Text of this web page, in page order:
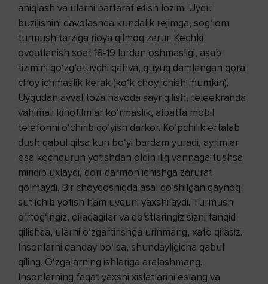
aniqlash va ularni bartaraf etish lozim. Uyqu
buzilishini davolashda kundalik rejimga, sog‘lom
turmush tarziga rioya qilmoq zarur. Kechki
ovqatlanish soat 18-19 lardan oshmasligi, asab
tizimini qo‘zg‘atuvchi qahva, quyuq damlangan qora
choy ichmaslik kerak (ko‘k choy ichish mumkin).
Uyqudan avval toza havoda sayr qilish, teleekranda
vahimali kinofilmlar ko‘rmaslik, albatta mobil
telefonni o‘chirib qo‘yish darkor. Ko‘pchilik ertalab
dush qabul qilsa kun bo‘yi bardam yuradi, ayrimlar
esa kechqurun yotishdan oldin iliq vannaga tushsa
miriqib uxlaydi, dori-darmon ichishga zarurat
qolmaydi. Bir choyqoshiqda asal qo‘shilgan qaynoq
sut ichib yotish ham uyquni yaxshilaydi. Turmush
o‘rtog‘ingiz, oiladagilar va do‘stlaringiz sizni tanqid
qilishsa, ularni o‘zgartirishga urinmang, xato qilasiz.
Insonlarni qanday bo‘lsa, shundayligicha qabul
qiling. O‘zgalarning ishlariga aralashmang.
Insonlarning faqat yaxshi xislatlarini eslang va